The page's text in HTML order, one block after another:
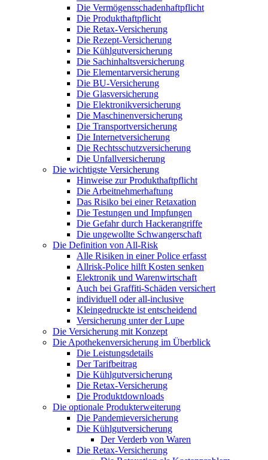
Die Vermögensschadenhaftpflicht
Die Produkthaftpflicht
Die Retax-Versicherung
Die Rezept-Versicherung
Die Kühlgutversicherung
Die Sachinhaltsversicherung
Die Elementarversicherung
Die BU-Versicherung
Die Glasversicherung
Die Elektronikversicherung
Die Maschinenversicherung
Die Transportversicherung
Die Internetversicherung
Die Rechtsschutzversicherung
Die Unfallversicherung
Die wichtigste Versicherung
Hinweise zur Produkthaftpflicht
Die Arbeitnehmerhaftung
Das Risiko bei einer Retaxation
Die Testungen und Impfungen
Die Gefahr durch Hackerangriffe
Die ungewollte Schwangerschaft
Die Definition von All-Risk
Alle Risiken in einer Police erfasst
Allrisk-Police hilft Kosten senken
Elektronik und Warenwirtschaft
Auch bei Graffiti-Schäden versichert
individuell oder all-inclusive
Kleingedruckte ist entscheidend
Versicherung unter der Lupe
Die Versicherung mit Konzept
Die Apothekenversicherung im Überblick
Die Leistungsdetails
Der Tarifbeitrag
Die Kühlgutversicherung
Die Retax-Versicherung
Die Produktdownloads
Die optionale Produkterweiterung
Die Pandemieversicherung
Die Kühlgutversicherung
Der Verderb von Waren
Die Retax-Versicherung